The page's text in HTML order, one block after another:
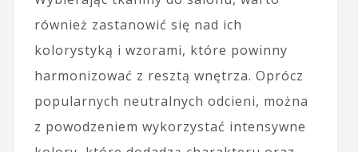
również zastanowić się nad ich
kolorystyką i wzorami, które powinny
harmonizować z resztą wnętrza. Oprócz
popularnych neutralnych odcieni, można
z powodzeniem wykorzystać intensywne